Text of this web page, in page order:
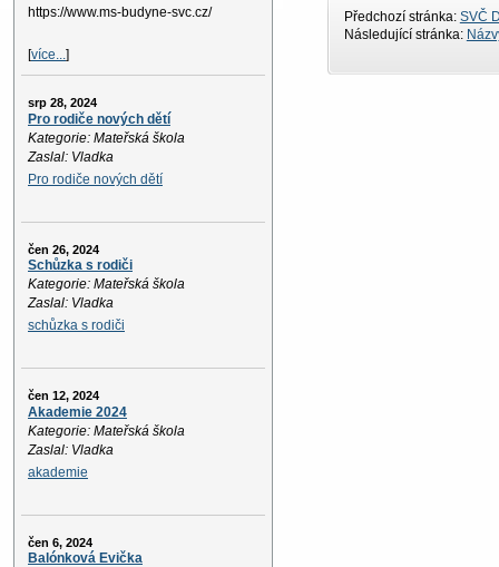
https://www.ms-budyne-svc.cz/
[více...]
srp 28, 2024
Pro rodiče nových dětí
Kategorie: Mateřská škola
Zaslal: Vladka
Pro rodiče nových dětí
čen 26, 2024
Schůzka s rodiči
Kategorie: Mateřská škola
Zaslal: Vladka
schůzka s rodiči
čen 12, 2024
Akademie 2024
Kategorie: Mateřská škola
Zaslal: Vladka
akademie
čen 6, 2024
Balónková Evička
Předchozí stránka: SVČ
Následující stránka: